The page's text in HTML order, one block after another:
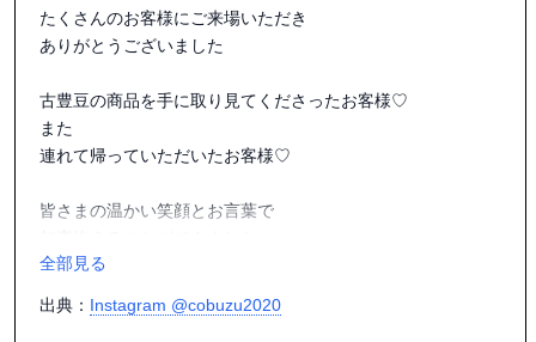
たくさんのお客様にご来場いただき
ありがとうございました
古豊豆の商品を手に取り見てくださったお客様♡
また
連れて帰っていただいたお客様♡
皆さまの温かい笑顔とお言葉で
スタッフの皆様
スムーズな誘導ありがとうございました
全部見る
出典： Instagram @cobuzu2020